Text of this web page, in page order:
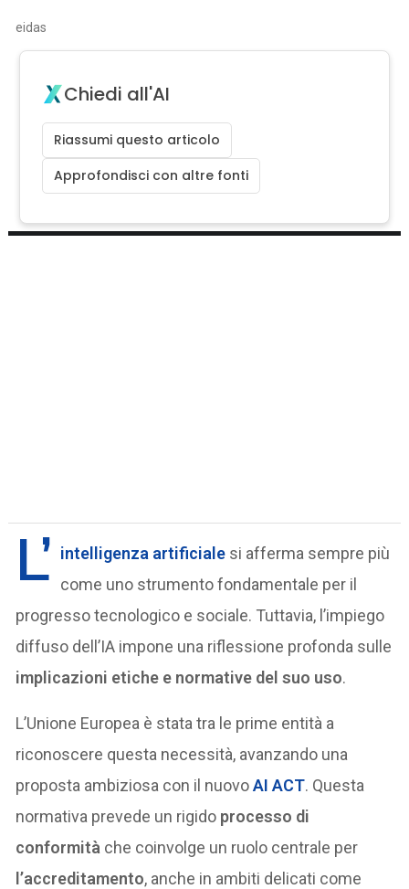
eidas
Chiedi all'AI
Riassumi questo articolo
Approfondisci con altre fonti
L’ intelligenza artificiale si afferma sempre più
come uno strumento fondamentale per il
progresso tecnologico e sociale. Tuttavia, l’impiego
diffuso dell’IA impone una riflessione profonda sulle
implicazioni etiche e normative del suo uso.
L’Unione Europea è stata tra le prime entità a
riconoscere questa necessità, avanzando una
proposta ambiziosa con il nuovoAI ACT. Questa
normativa prevede un rigido processo di
conformità che coinvolge un ruolo centrale per
l’accreditamento, anche in ambiti delicati come